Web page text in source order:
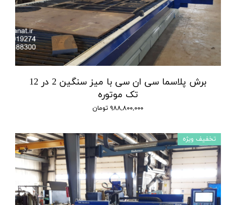
برش پلاسما سی ان سی با میز سنگین 2 در 12
تک موتوره
۹۸۸,۸۰۰,۰۰۰ تومان
تخفیف ویژه